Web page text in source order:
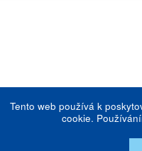
Tento web používá k
cookie.